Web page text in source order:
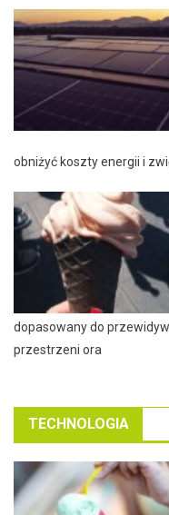
obniżyć koszty energii i
dopasowany do
przestrzeni ora
TECHNOLOGIA